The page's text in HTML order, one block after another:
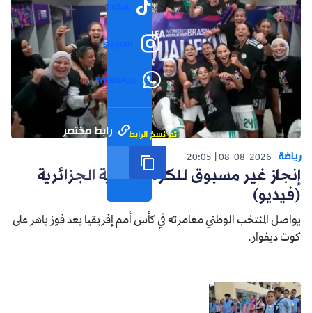
TikTok
Instagram
WhatsApp
رابط مختصر تم نسخ الرابط
رياضة 08-08-2026
20:05
إنجاز غير مسبوق للكرة النسوية الجزائرية
(فيديو)
يواصل المنتخب الوطني مغامرته في كأس أمم إفريقيا بعد فوز باهر على
كوت ديفوار.